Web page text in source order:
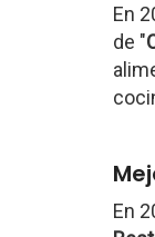
En
de "
En